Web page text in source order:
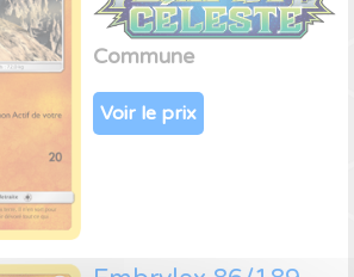
Commune
Voir le prix